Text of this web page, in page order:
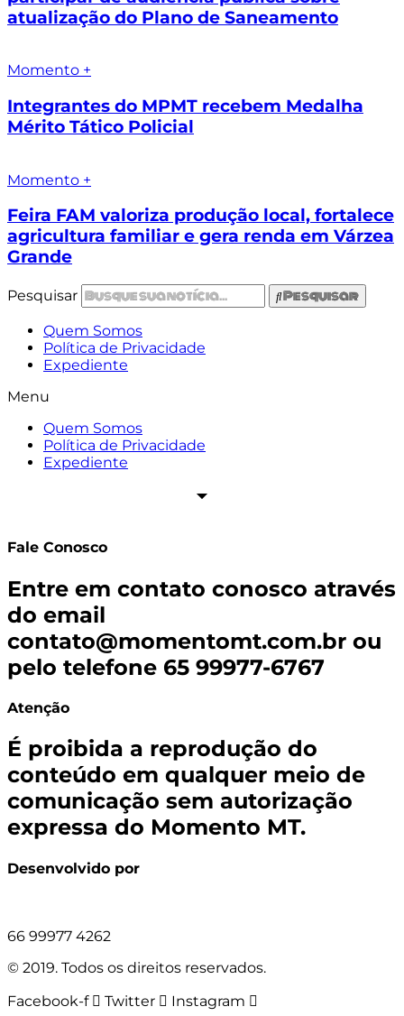
atualização do Plano de Saneamento
Momento +
Integrantes do MPMT recebem Medalha
Mérito Tático Policial
Momento +
Feira FAM valoriza produção local, fortalece
agricultura familiar e gera renda em Várzea
Grande
Pesquisar Pesquisar
Quem Somos
Política de Privacidade
Expediente
Menu
Quem Somos
Política de Privacidade
Expediente
Fale Conosco
Entre em contato conosco através
do email
contato@momentomt.com.br ou
pelo telefone 65 99977-6767
Atenção
É proibida a reprodução do
conteúdo em qualquer meio de
comunicação sem autorização
expressa do Momento MT.
Desenvolvido por
66 99977 4262
© 2019. Todos os direitos reservados.
Facebook-f
Twitter Instagram